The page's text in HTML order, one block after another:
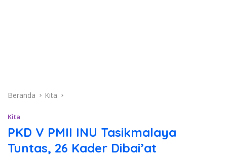
Beranda Kita
Kita
PKD V PMII INU Tasikmalaya
Tuntas, 26 Kader Dibai’at